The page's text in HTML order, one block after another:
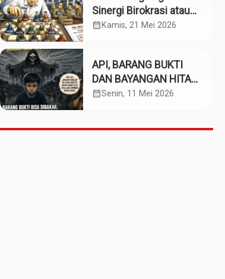
Sinergi Birokrasi atau
Kolaborasi Kekuasaan?
calendar_month Kamis, 21 Mei 2026
API, BARANG BUKTI
DAN BAYANGAN HITAM
KRIMINALITAS DI
calendar_monthSenin, 11 Mei 2026